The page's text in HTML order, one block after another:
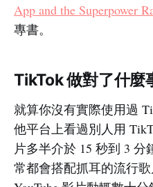
App and the Superpower
專書。
TikTok 做對了什麼
就算你沒有實際使用過
他平台上看過別人用
片多半介於 15 秒到 3
常都會搭配抓耳的流行